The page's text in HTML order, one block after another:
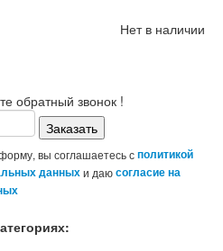
Нет в наличии
обратный звонок !
Заказать
вы соглашаетесь сполитикой
данныхи даюсогласие на